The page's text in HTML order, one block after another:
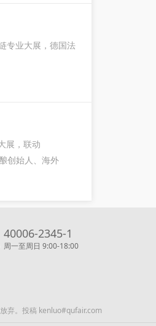
专业大展，德国法
展，联动
创始人、海外
40006-2345-1
周一至周日 9:00-18:00
弃。投稿 kenluo#qufair.com